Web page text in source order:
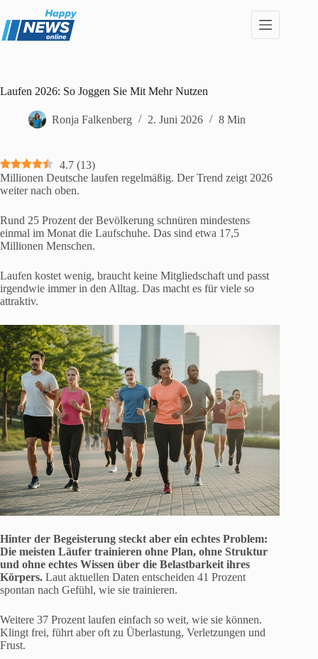
Inhalt
springen
Laufen 2026: So Joggen Sie Mit Mehr Nutzen
Ronja Falkenberg 2. Juni 2026 8 Min
4.7 (13)
Millionen Deutsche laufen regelmäßig. Der Trend zeigt 2026
weiter nach oben.
Rund 25 Prozent der Bevölkerung schnüren mindestens
einmal im Monat die Laufschuhe. Das sind etwa 17,5
Millionen Menschen.
Laufen kostet wenig, braucht keine Mitgliedschaft und passt
irgendwie immer in den Alltag. Das macht es für viele so
attraktiv.
Hinter der Begeisterung steckt aber ein echtes Problem:
Die meisten Läufer trainieren ohne Plan, ohne Struktur
und ohne echtes Wissen über die Belastbarkeit ihres
Körpers. Laut aktuellen Daten entscheiden 41 Prozent
spontan nach Gefühl, wie sie trainieren.
Weitere 37 Prozent laufen einfach so weit, wie sie können.
Klingt frei, führt aber oft zu Überlastung, Verletzungen und
Frust.